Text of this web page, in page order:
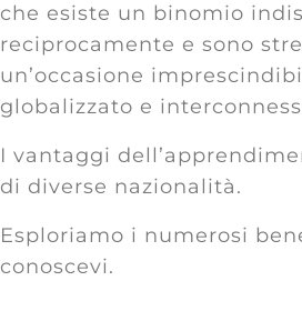
che esiste un binomio
reciprocamente e sono
un’occasione
globalizzato e
I vantaggi
di diverse nazionalità.
Esploriamo i numerosi
conoscevi.